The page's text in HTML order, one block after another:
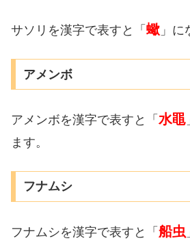
サソリを漢字で表すと「 蠍 」に
アメンボ
アメンボを漢字で表すと「 水黽
ます。
フナムシ
フナムシを漢字で表すと「 船虫